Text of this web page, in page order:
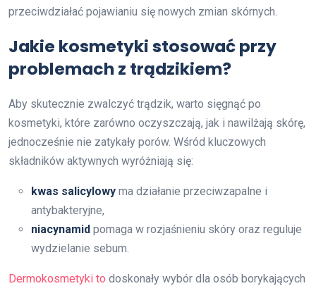
przeciwdziałać pojawianiu się nowych zmian skórnych.
Jakie kosmetyki stosować przy
problemach z trądzikiem?
Aby skutecznie zwalczyć trądzik, warto sięgnąć po
kosmetyki, które zarówno oczyszczają, jak i nawilżają skórę,
jednocześnie nie zatykały porów. Wśród kluczowych
składników aktywnych wyróżniają się:
kwas salicylowy ma działanie przeciwzapalne i
antybakteryjne,
niacynamid pomaga w rozjaśnieniu skóry oraz reguluje
wydzielanie sebum.
Dermokosmetyki to doskonały wybór dla osób borykających